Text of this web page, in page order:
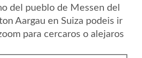
del pueblo de Messen del
Aargau en Suiza podeis ir
para cercaros o alejaros